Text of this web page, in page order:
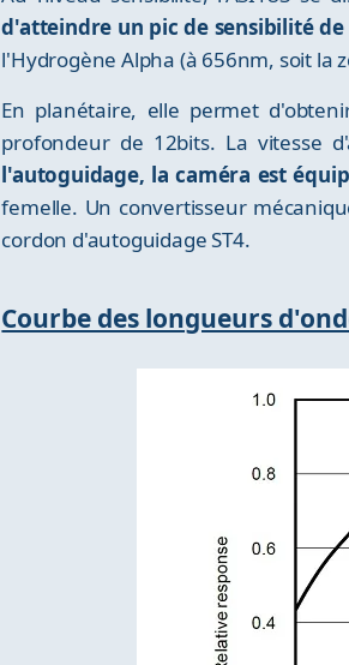
d'atteindre un pic de sensibilité de
l'Hydrogène Alpha (à 656nm, soit la
En planétaire, elle permet
profondeur de 12bits. La vitesse
l'autoguidage, la caméra est
femelle. Un convertisseur
cordon d'autoguidage ST4.
Courbe des longueurs